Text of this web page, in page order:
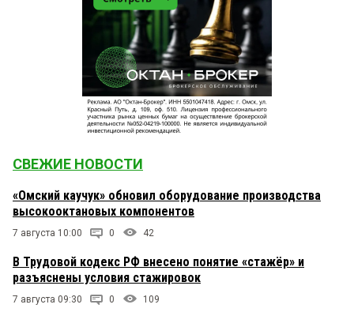
СВЕЖИЕ НОВОСТИ
«Омский каучук» обновил оборудование производства
высокооктановых компонентов
7 августа 10:00 0 42
В Трудовой кодекс РФ внесено понятие «стажёр» и
разъяснены условия стажировок
7 августа 09:30 0 109